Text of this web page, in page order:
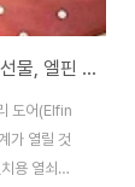
환상적인 동화 속 이야기에 푹 빠진 자녀들을 위한 선물, 엘핀 트리 도어(Elfin Tree Door)
도어(Elfin
가 열릴 것
용 열쇠구